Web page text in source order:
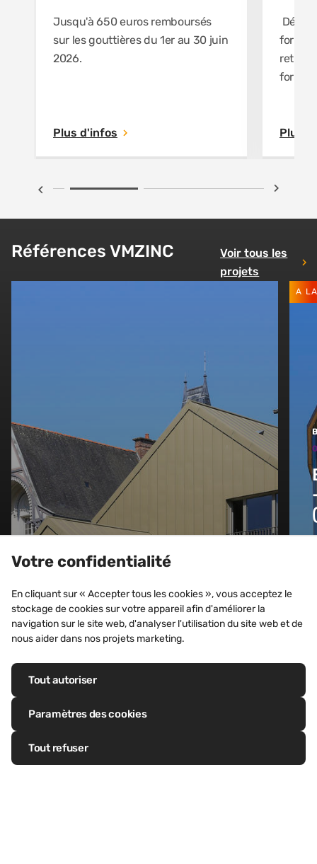
Jusqu'à 650 euros remboursés
sur les gouttières du 1er au 30 juin
2026.
Plus d'infos Plus
Références VMZINC
Voir tous les
projets
04 JANVIER 2022
Bureaux, Rennes (France)
A
Votre confidentialité
En cliquant sur « Accepter tous les cookies », vous acceptez le
stockage de cookies sur votre appareil afin d'améliorer la
navigation sur le site web, d'analyser l'utilisation du site web et de
nous aider dans nos projets marketing.
Tout autoriser
Paramètres des cookies
Tout refuser